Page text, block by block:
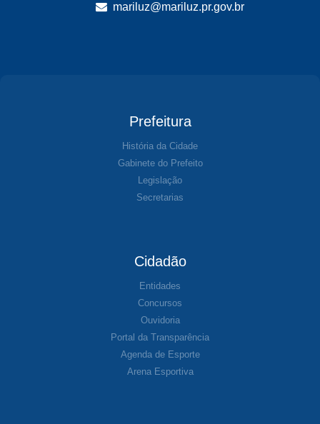
mariluz@mariluz.pr.gov.br
Prefeitura
História da Cidade
Gabinete do Prefeito
Legislação
Secretarias
Cidadão
Entidades
Concursos
Ouvidoria
Portal da Transparência
Agenda de Esporte
Arena Esportiva